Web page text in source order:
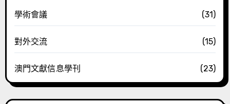
學術會議 (31)
對外交流 (15)
澳門文獻信息學刊 (23)